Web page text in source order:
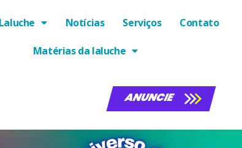
Notícias Serviços Contato
Matérias da laluche
ANUNCIE